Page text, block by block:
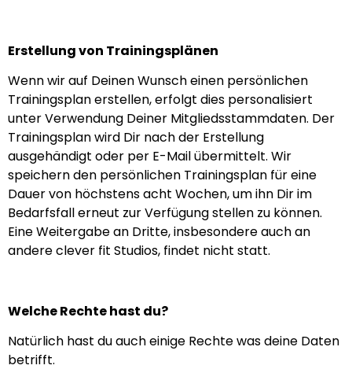
Erstellung von Trainingsplänen
Wenn wir auf Deinen Wunsch einen persönlichen
Trainingsplan erstellen, erfolgt dies personalisiert
unter Verwendung Deiner Mitgliedsstammdaten. Der
Trainingsplan wird Dir nach der Erstellung
ausgehändigt oder per E-Mail übermittelt. Wir
speichern den persönlichen Trainingsplan für eine
Dauer von höchstens acht Wochen, um ihn Dir im
Bedarfsfall erneut zur Verfügung stellen zu können.
Eine Weitergabe an Dritte, insbesondere auch an
andere clever fit Studios, findet nicht statt.
Welche Rechte hast du?
Natürlich hast du auch einige Rechte was deine Daten
betrifft.